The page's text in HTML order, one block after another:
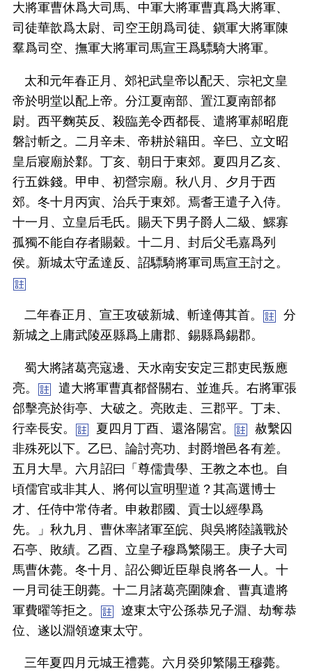
大將軍曹休爲大司馬、中軍大將軍曹真爲大將軍、
司徒華歆爲太尉、司空王朗爲司徒、鎭軍大將軍陳
羣爲司空、撫軍大將軍司馬宣王爲驃騎大將軍。
太和元年春正月、郊祀武皇帝以配天、宗祀文皇
帝於明堂以配上帝。分江夏南部、置江夏南部都
尉。西平麴英反、殺臨羌令西都長、遣將軍郝昭鹿
磐討斬之。二月辛未、帝耕於籍田。辛巳、立文昭
皇后寢廟於鄴。丁亥、朝日于東郊。夏四月乙亥、
行五銖錢。甲申、初營宗廟。秋八月、夕月于西
郊。冬十月丙寅、治兵于東郊。焉耆王遣子入侍。
十一月、立皇后毛氏。賜天下男子爵人二級、鰥寡
孤獨不能自存者賜穀。十二月、封后父毛嘉爲列
侯。新城太守孟達反、詔驃騎將軍司馬宣王討之。
二年春正月、宣王攻破新城、斬達傳其首。
分
新城之上庸武陵巫縣爲上庸郡、錫縣爲錫郡。
蜀大將諸葛亮寇邊、天水南安安定三郡吏民叛應
亮。
遣大將軍曹真都督關右、並進兵。右將軍張
郃擊亮於街亭、大破之。亮敗走、三郡平。丁未、
行幸長安。
夏四月丁酉、還洛陽宮。
赦繫囚
非殊死以下。乙巳、論討亮功、封爵增邑各有差。
五月大旱。六月詔曰「尊儒貴學、王教之本也。自
頃儒官或非其人、將何以宣明聖道？其高選博士
才、任侍中常侍者。申敕郡國、貢士以經學爲
先。」秋九月、曹休率諸軍至皖、與吳將陸議戰於
石亭、敗績。乙酉、立皇子穆爲繁陽王。庚子大司
馬曹休薨。冬十月、詔公卿近臣舉良將各一人。十
一月司徒王朗薨。十二月諸葛亮圍陳倉、曹真遣將
軍費曜等拒之。
遼東太守公孫恭兄子淵、劫奪恭
位、遂以淵領遼東太守。
三年夏四月元城王禮薨。六月癸卯繁陽王穆薨。